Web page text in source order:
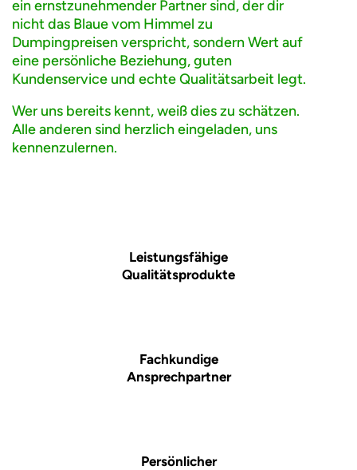
ein ernstzunehmender Partner sind, der dir
nicht das Blaue vom Himmel zu
Dumpingpreisen verspricht, sondern Wert auf
eine persönliche Beziehung, guten
Kundenservice und echte Qualitätsarbeit legt.
Wer uns bereits kennt, weiß dies zu schätzen.
Alle anderen sind herzlich eingeladen, uns
kennenzulernen.
Leistungsfähige
Qualitätsprodukte
Fachkundige
Ansprechpartner
Persönlicher